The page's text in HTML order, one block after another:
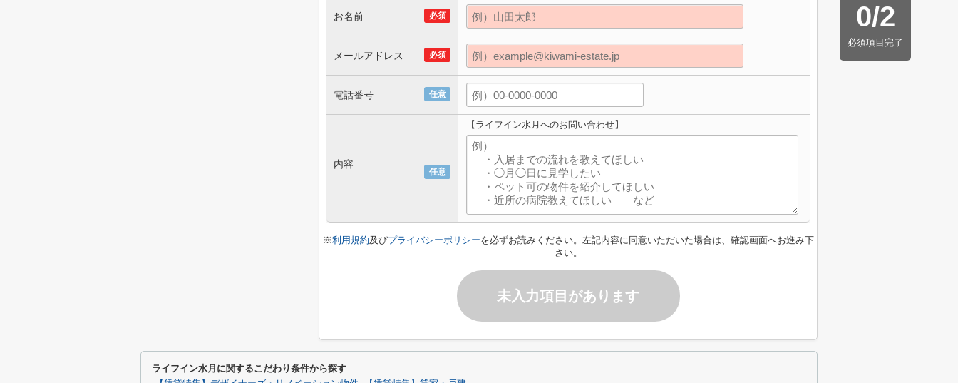
0/2
必須項目完了
必須
お名前
必須
メールアドレス
任意
電話番号
任意
内容
【ライフイン水月へのお問い合わせ】
※利用規約及びプライバシーポリシーを必ずお読みください。左記内容に同意いただいた場合は、確認画面へお進み下
さい。
未入力項目があります
ライフイン水月に関するこだわり条件から探す